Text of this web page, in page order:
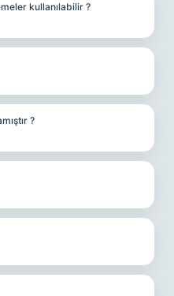
kullanılabilir ?
?